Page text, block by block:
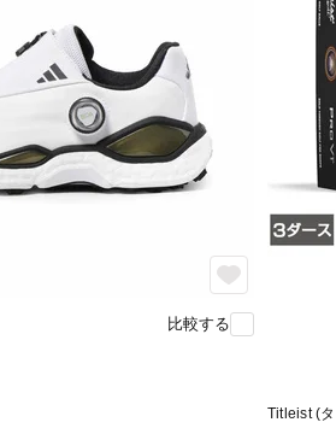
比較する
Titleist (